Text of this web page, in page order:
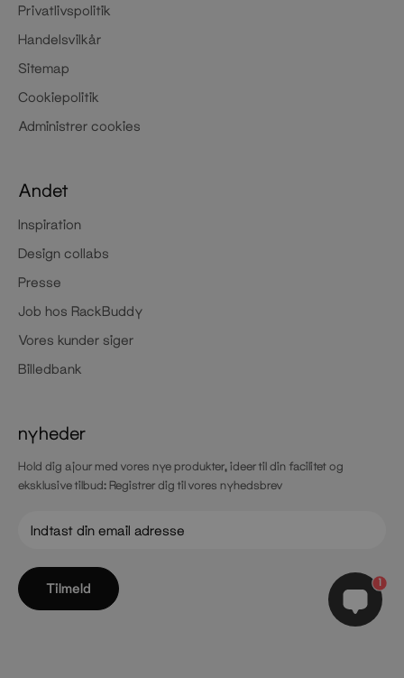
Privatlivspolitik
Handelsvilkår
Sitemap
Cookiepolitik
Administrer cookies
Andet
Inspiration
Design collabs
Presse
Job hos RackBuddy
Vores kunder siger
Billedbank
nyheder
Hold dig ajour med vores nye produkter, ideer til din facilitet og
eksklusive tilbud: Registrer dig til vores nyhedsbrev
Tilmeld 1